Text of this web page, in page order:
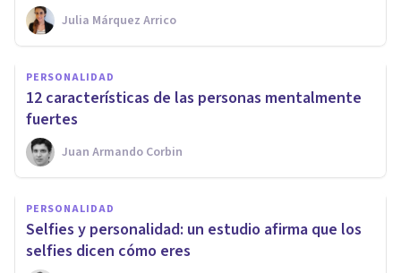
Julia Márquez Arrico
PERSONALIDAD
12 características de las personas mentalmente
fuertes
Juan Armando Corbin
PERSONALIDAD
​Selfies y personalidad: un estudio afirma que los
selfies dicen cómo eres